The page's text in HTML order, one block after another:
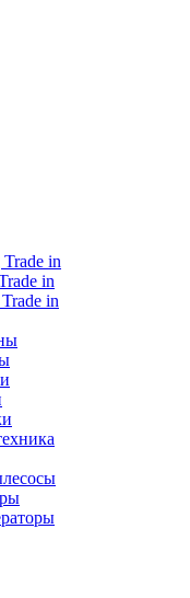
in
in
in